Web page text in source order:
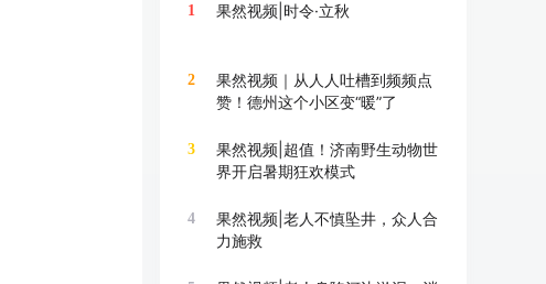
1 果然视频|时令·立秋
2
果然视频｜从人人吐槽到频频点
赞！德州这个小区变“暖”了
3
果然视频|超值！济南野生动物世
界开启暑期狂欢模式
4
果然视频|老人不慎坠井，众人合
力施救